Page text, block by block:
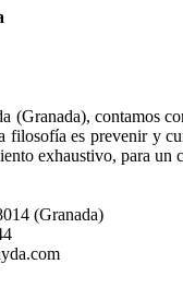
(Granada), contamos
filosofía es prevenir y
exhaustivo, para un
(Granada)